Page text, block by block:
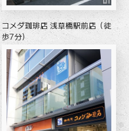
コメダ珈琲店 浅草橋駅前店（徒
歩7分）